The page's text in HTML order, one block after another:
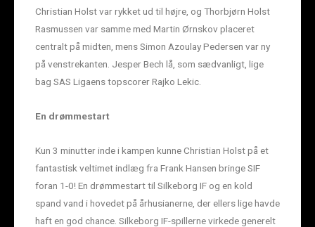
Christian Holst var rykket ud til højre, og Thorbjørn Holst
Rasmussen var samme med Martin Ørnskov placeret
centralt på midten, mens Simon Azoulay Pedersen var ny
på venstrekanten. Jesper Bech lå, som sædvanligt, lige
bag SAS Ligaens topscorer Rajko Lekic.
En drømmestart
Kun 3 minutter inde i kampen kunne Christian Holst på et
fantastisk veltimet indlæg fra Frank Hansen bringe SIF
foran 1-0! En drømmestart til Silkeborg IF og en kold
spand vand i hovedet på århusianerne, der ellers lige havde
haft en god chance. Silkeborg IF-spillerne virkede generelt